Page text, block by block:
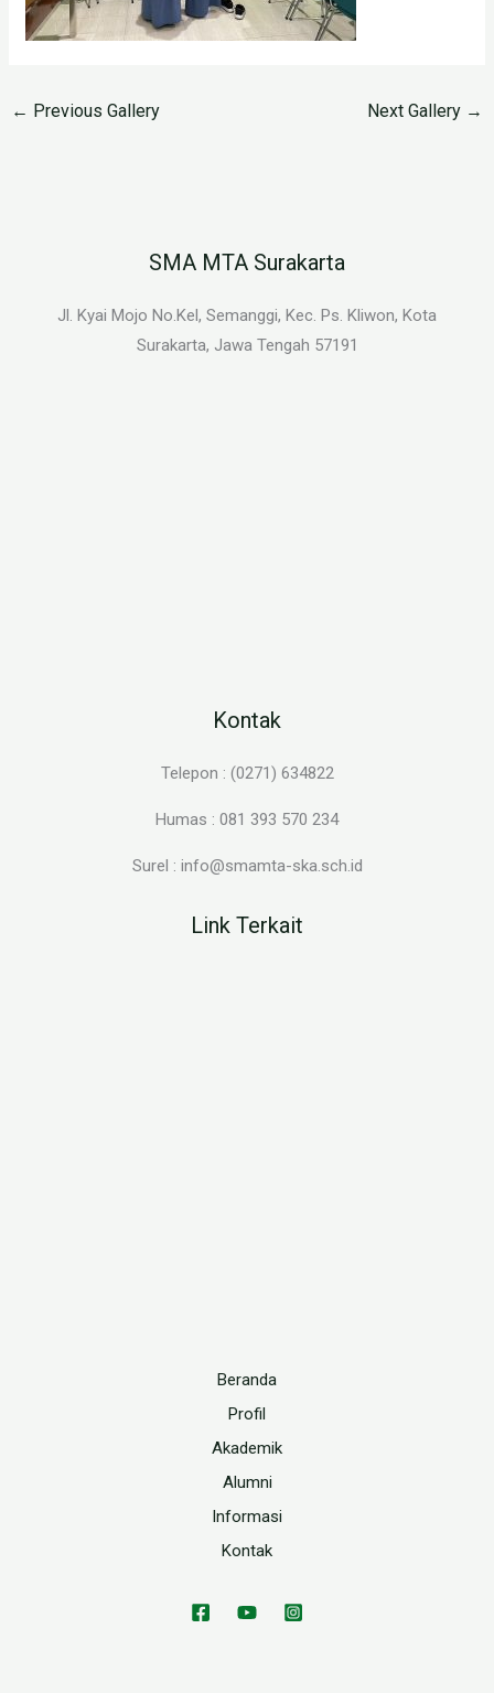
← Previous Gallery Next Gallery →
SMA MTA Surakarta
Jl. Kyai Mojo No.Kel, Semanggi, Kec. Ps. Kliwon, Kota
Surakarta, Jawa Tengah 57191
Kontak
Telepon : (0271) 634822
Humas : 081 393 570 234
Surel : info@smamta-ska.sch.id
Link Terkait
Beranda
Profil
Akademik
Alumni
Informasi
Kontak